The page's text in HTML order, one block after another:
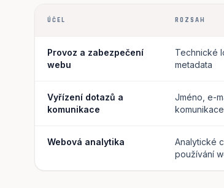
ÚČEL ROZSAH
Provoz a zabezpečení
webu
Technické
metadata
Vyřízení dotazů a
komunikace
Jméno, e-
komunikace
Webová analytika
Analytické
používání